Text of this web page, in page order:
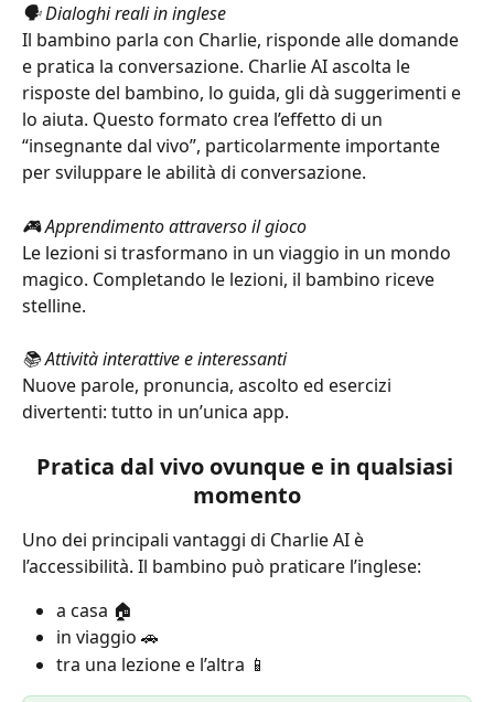
🗣️ Dialoghi reali in inglese
Il bambino parla con Charlie, risponde alle domande
e pratica la conversazione. Charlie AI ascolta le
risposte del bambino, lo guida, gli dà suggerimenti e
lo aiuta. Questo formato crea l’effetto di un
“insegnante dal vivo”, particolarmente importante
per sviluppare le abilità di conversazione.
🎮 Apprendimento attraverso il gioco
Le lezioni si trasformano in un viaggio in un mondo
magico. Completando le lezioni, il bambino riceve
stelline.
📚 Attività interattive e interessanti
Nuove parole, pronuncia, ascolto ed esercizi
divertenti: tutto in un’unica app.
Pratica dal vivo ovunque e in qualsiasi
momento
Uno dei principali vantaggi di Charlie AI è
l’accessibilità. Il bambino può praticare l’inglese:
a casa 🏠
in viaggio 🚗
tra una lezione e l’altra 📱